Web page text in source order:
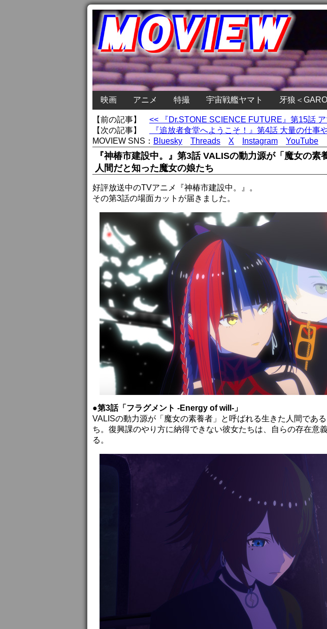
映画 アニメ 特撮 宇宙戦艦ヤマト 牙狼＜
【前の記事】 << 『Dr.STONE SCIENCE FUTURE』第15話
【次の記事】
『追放者食堂へようこそ！』第4話 大量の仕
MOVIEW SNS： Bluesky Threads X Instagram YouTube
『神椿市建設中。』第3話 VALISの動力源が「魔女の素
人間だと知った魔女の娘たち
好評放送中のTVアニメ『神椿市建設中。』。
その第3話の場面カットが届きました。
●第3話「フラグメント -Energy of will-」
VALISの動力源が「魔女の素養者」と呼ばれる生きた人間であ
ち。復興課のやり方に納得できない彼女たちは、自らの存在意
る。